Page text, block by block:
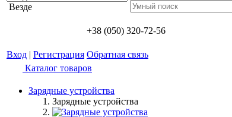
Везде
+38 (050) 320-72-56
Вход | Регистрация Обратная связь
Каталог товаров
Зарядные устройства
Зарядные устройства